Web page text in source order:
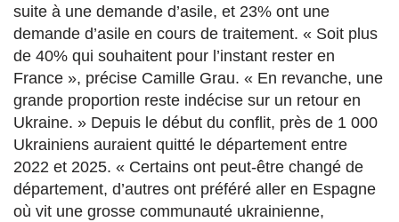
suite à une demande d’asile, et 23% ont une
demande d’asile en cours de traitement. « Soit plus
de 40% qui souhaitent pour l’instant rester en
France », précise Camille Grau. « En revanche, une
grande proportion reste indécise sur un retour en
Ukraine. » Depuis le début du conflit, près de 1 000
Ukrainiens auraient quitté le département entre
2022 et 2025. « Certains ont peut-être changé de
département, d’autres ont préféré aller en Espagne
où vit une grosse communauté ukrainienne,